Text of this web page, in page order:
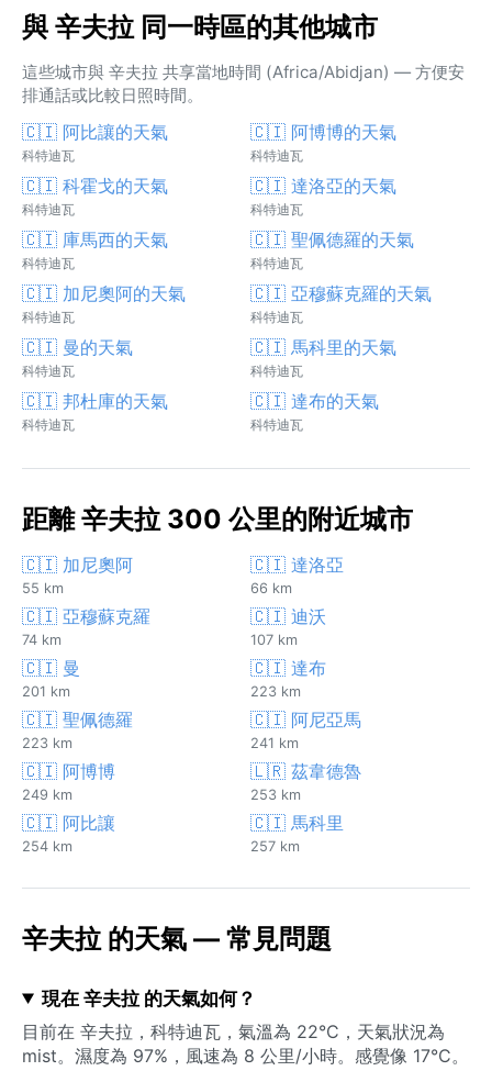
與 辛夫拉 同一時區的其他城市
這些城市與 辛夫拉 共享當地時間 (Africa/Abidjan) — 方便安
排通話或比較日照時間。
🇨🇮 阿比讓的天氣
科特迪瓦
🇨🇮 阿博博的天氣
科特迪瓦
🇨🇮 科霍戈的天氣
科特迪瓦
🇨🇮 達洛亞的天氣
科特迪瓦
🇨🇮 庫馬西的天氣
科特迪瓦
🇨🇮 聖佩德羅的天氣
科特迪瓦
🇨🇮 加尼奧阿的天氣
科特迪瓦
🇨🇮 亞穆蘇克羅的天氣
科特迪瓦
🇨🇮 曼的天氣
科特迪瓦
🇨🇮 馬科里的天氣
科特迪瓦
🇨🇮 邦杜庫的天氣
科特迪瓦
🇨🇮 達布的天氣
科特迪瓦
距離 辛夫拉 300 公里的附近城市
🇨🇮 加尼奧阿
55 km
🇨🇮 達洛亞
66 km
🇨🇮 亞穆蘇克羅
74 km
🇨🇮 迪沃
107 km
🇨🇮 曼
201 km
🇨🇮 達布
223 km
🇨🇮 聖佩德羅
223 km
🇨🇮 阿尼亞馬
241 km
🇨🇮 阿博博
249 km
🇱🇷 茲韋德魯
253 km
🇨🇮 阿比讓
254 km
🇨🇮 馬科里
257 km
辛夫拉 的天氣 — 常見問題
現在 辛夫拉 的天氣如何？
目前在 辛夫拉，科特迪瓦，氣溫為 22°C，天氣狀況為
mist。濕度為 97%，風速為 8 公里/小時。感覺像 17°C。